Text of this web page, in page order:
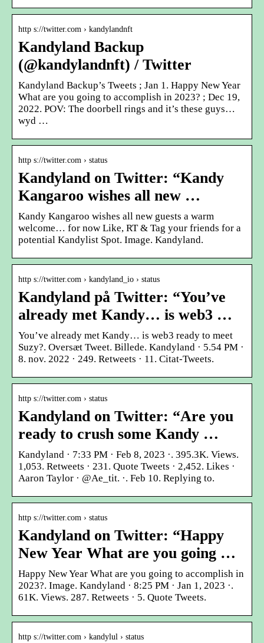
http s://twitter.com › kandylandnft
Kandyland Backup
(@kandylandnft) / Twitter
Kandyland Backup’s Tweets ; Jan 1. Happy New Year
What are you going to accomplish in 2023? ; Dec 19,
2022. POV: The doorbell rings and it’s these guys…
wyd …
http s://twitter.com › status
Kandyland on Twitter: “Kandy
Kangaroo wishes all new …
Kandy Kangaroo wishes all new guests a warm
welcome… for now Like, RT & Tag your friends for a
potential Kandylist Spot. Image. Kandyland.
http s://twitter.com › kandyland_io › status
Kandyland på Twitter: “You’ve
already met Kandy… is web3 …
You’ve already met Kandy… is web3 ready to meet
Suzy?. Oversæt Tweet. Billede. Kandyland · 5.54 PM ·
8. nov. 2022 · 249. Retweets · 11. Citat-Tweets.
http s://twitter.com › status
Kandyland on Twitter: “Are you
ready to crush some Kandy …
Kandyland · 7:33 PM · Feb 8, 2023 ·. 395.3K. Views.
1,053. Retweets · 231. Quote Tweets · 2,452. Likes ·
Aaron Taylor · @Ae_tit. ·. Feb 10. Replying to.
http s://twitter.com › status
Kandyland on Twitter: “Happy
New Year What are you going …
Happy New Year What are you going to accomplish in
2023?. Image. Kandyland · 8:25 PM · Jan 1, 2023 ·.
61K. Views. 287. Retweets · 5. Quote Tweets.
http s://twitter.com › kandylul › status